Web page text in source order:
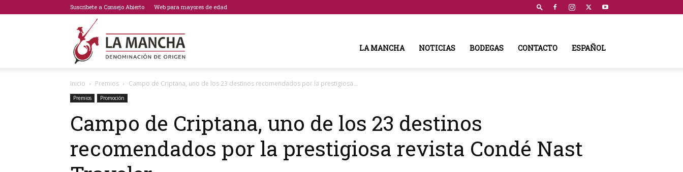
Suscríbete a Consejo Abierto Web para mayores de edad
La
LA MANCHA NOTICIAS BODEGAS CONTACTO ESPAÑOL
Inicio Premios Campo de Criptana, uno de los 23 destinos recomendados por la prestigiosa...
Premios Promoción
Campo de Criptana, uno de los 23 destinos
recomendados por la prestigiosa revista Condé Nast